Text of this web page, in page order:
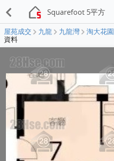
Squarefoot 5平方
屋苑成交 九龍 九龍灣 淘大花園
資料